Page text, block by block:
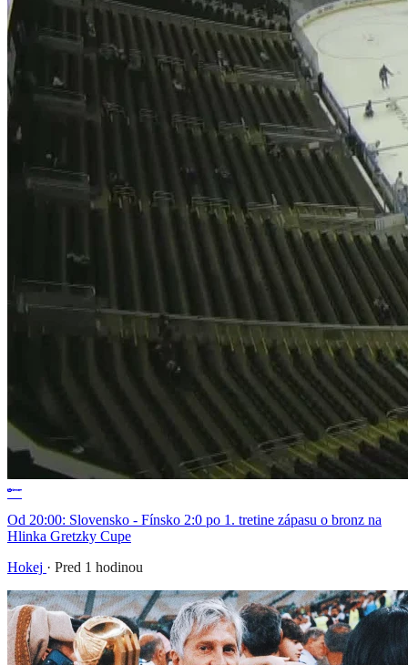
Od 20:00: Slovensko - Fínsko 2:0 po 1. tretine zápasu o bronz na
Hlinka Gretzky Cupe
Hokej · Pred 1 hodinou